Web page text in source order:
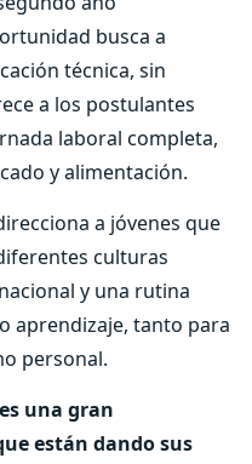
busca a
técnica, sin
a los postulantes
laboral completa,
y alimentación.
a jóvenes que
culturas
y una rutina
aprendizaje, tanto para
personal.
una gran
están dando sus